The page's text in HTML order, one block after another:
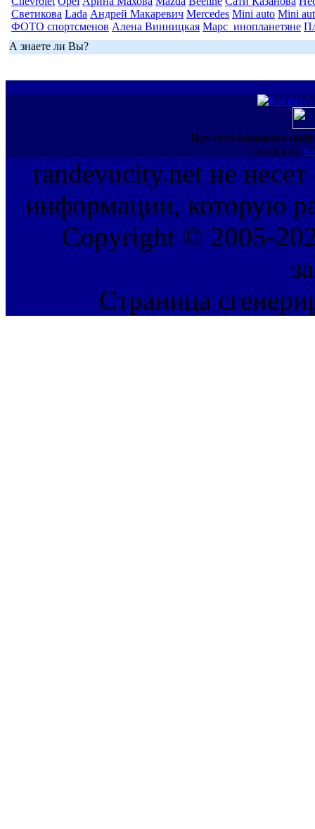
Светикова Lada Андрей Макаревич Mercedes Mini auto Mini
ФОТО спортсменов Алена Винницкая Марс_инопланетяне
А знаете ли Вы?
При использовании
ссылка на
randevucity.net не несет
информации, которую
Copyright © 2005-
Страница